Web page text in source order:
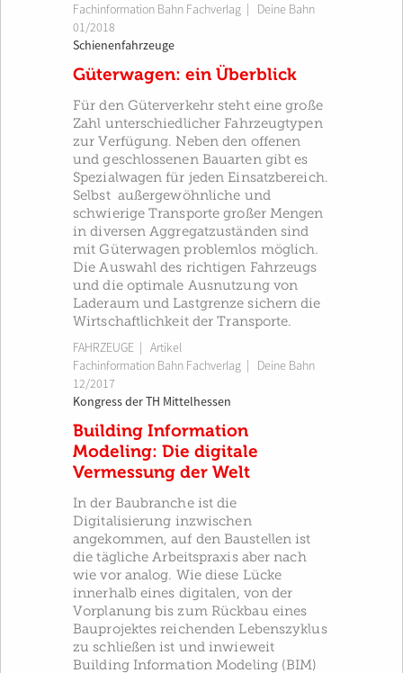
Fachinformation Bahn Fachverlag
Deine Bahn
01/2018
Schienenfahrzeuge
Güterwagen: ein Überblick
Für den Güterverkehr steht eine große
Zahl unterschiedlicher Fahrzeugtypen
zur Verfügung. Neben den offenen
und geschlossenen Bauarten gibt es
Spezialwagen für jeden Einsatzbereich.
Selbst außergewöhnliche und
schwierige Transporte großer Mengen
in diversen Aggregatzuständen sind
mit Güterwagen problemlos möglich.
Die Auswahl des richtigen Fahrzeugs
und die optimale Ausnutzung von
Laderaum und Lastgrenze sichern die
Wirtschaftlichkeit der Transporte.
FAHRZEUGE | Artikel
Fachinformation Bahn Fachverlag
Deine Bahn
12/2017
Kongress der TH Mittelhessen
Building Information
Modeling: Die digitale
Vermessung der Welt
In der Baubranche ist die
Digitalisierung inzwischen
angekommen, auf den Baustellen ist
die tägliche Arbeitspraxis aber nach
wie vor analog. Wie diese Lücke
innerhalb eines digitalen, von der
Vorplanung bis zum Rückbau eines
Bauprojektes reichenden Lebenszyklus
zu schließen ist und inwieweit
Building Information Modeling (BIM)